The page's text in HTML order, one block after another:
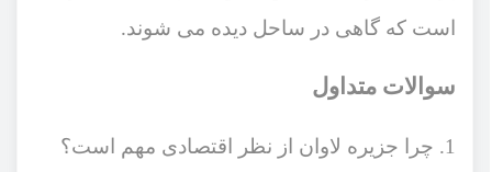
است که گاهی در ساحل دیده می ‌شوند.
سوالات متداول
1. چرا جزیره لاوان از نظر اقتصادی مهم است؟